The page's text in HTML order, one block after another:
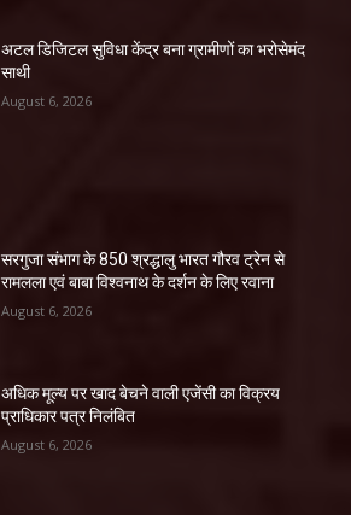
अटल डिजिटल सुविधा केंद्र बना ग्रामीणों का भरोसेमंद
साथी
August 6, 2026
सरगुजा संभाग के 850 श्रद्धालु भारत गौरव ट्रेन से
रामलला एवं बाबा विश्वनाथ के दर्शन के लिए रवाना
August 6, 2026
अधिक मूल्य पर खाद बेचने वाली एजेंसी का विक्रय
प्राधिकार पत्र निलंबित
August 6, 2026